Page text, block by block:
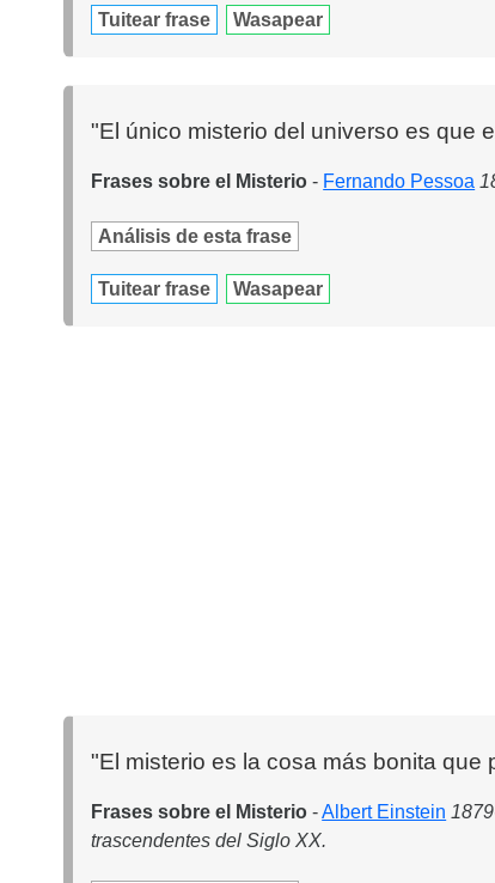
Tuitear frase Wasapear
"El único misterio del universo es que
Frases sobre el Misterio - Fernando Pessoa
Análisis de esta frase
Tuitear frase Wasapear
"El misterio es la cosa más bonita
Frases sobre el Misterio -Albert Einstein
trascendentes del Siglo XX.